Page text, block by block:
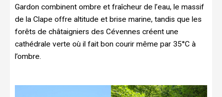
Gardon combinent ombre et fraîcheur de l’eau, le massif
de la Clape offre altitude et brise marine, tandis que les
forêts de châtaigniers des Cévennes créent une
cathédrale verte où il fait bon courir même par 35°C à
l’ombre.